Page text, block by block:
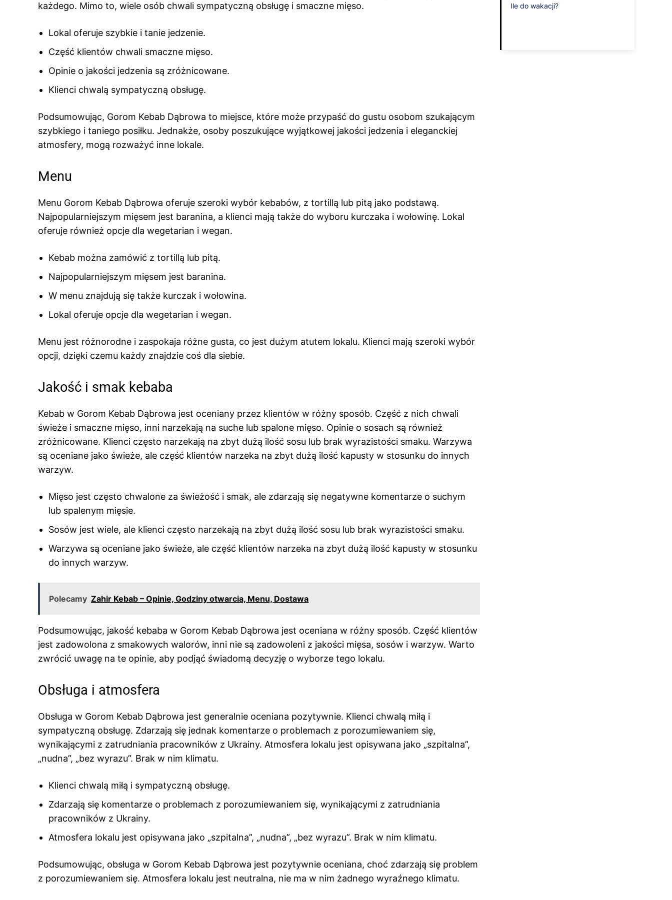
każdego. Mimo to, wiele osób chwali sympatyczną obsługę i smaczne mięso.
Lokal oferuje szybkie i tanie jedzenie.
Część klientów chwali smaczne mięso.
Opinie o jakości jedzenia są zróżnicowane.
Klienci chwalą sympatyczną obsługę.
Podsumowując, Gorom Kebab Dąbrowa to miejsce, które może przypaść do gustu osobom szukającym
szybkiego i taniego posiłku. Jednakże, osoby poszukujące wyjątkowej jakości jedzenia i eleganckiej
atmosfery, mogą rozważyć inne lokale.
Menu
Menu Gorom Kebab Dąbrowa oferuje szeroki wybór kebabów, z tortillą lub pitą jako podstawą.
Najpopularniejszym mięsem jest baranina, a klienci mają także do wyboru kurczaka i wołowinę. Lokal
oferuje również opcje dla wegetarian i wegan.
Kebab można zamówić z tortillą lub pitą.
Najpopularniejszym mięsem jest baranina.
W menu znajdują się także kurczak i wołowina.
Lokal oferuje opcje dla wegetarian i wegan.
Menu jest różnorodne i zaspokaja różne gusta, co jest dużym atutem lokalu. Klienci mają szeroki wybór
opcji, dzięki czemu każdy znajdzie coś dla siebie.
Jakość i smak kebaba
Kebab w Gorom Kebab Dąbrowa jest oceniany przez klientów w różny sposób. Część z nich chwali
świeże i smaczne mięso, inni narzekają na suche lub spalone mięso. Opinie o sosach są również
zróżnicowane. Klienci często narzekają na zbyt dużą ilość sosu lub brak wyrazistości smaku. Warzywa
są oceniane jako świeże, ale część klientów narzeka na zbyt dużą ilość kapusty w stosunku do innych
warzyw.
Mięso jest często chwalone za świeżość i smak, ale zdarzają się negatywne komentarze o suchym
lub spalenym mięsie.
Sosów jest wiele, ale klienci często narzekają na zbyt dużą ilość sosu lub brak wyrazistości smaku.
Warzywa są oceniane jako świeże, ale część klientów narzeka na zbyt dużą ilość kapusty w stosunku
do innych warzyw.
Polecamy Zahir Kebab – Opinie, Godziny otwarcia, Menu, Dostawa
Podsumowując, jakość kebaba w Gorom Kebab Dąbrowa jest oceniana w różny sposób. Część klientów
jest zadowolona z smakowych walorów, inni nie są zadowoleni z jakości mięsa, sosów i warzyw. Warto
zwrócić uwagę na te opinie, aby podjąć świadomą decyzję o wyborze tego lokalu.
Obsługa i atmosfera
Obsługa w Gorom Kebab Dąbrowa jest generalnie oceniana pozytywnie. Klienci chwalą miłą i
sympatyczną obsługę. Zdarzają się jednak komentarze o problemach z porozumiewaniem się,
wynikającymi z zatrudniania pracowników z Ukrainy. Atmosfera lokalu jest opisywana jako „szpitalna”,
„nudna”, „bez wyrazu”. Brak w nim klimatu.
Klienci chwalą miłą i sympatyczną obsługę.
Zdarzają się komentarze o problemach z porozumiewaniem się, wynikającymi z zatrudniania
pracowników z Ukrainy.
Atmosfera lokalu jest opisywana jako „szpitalna”, „nudna”, „bez wyrazu”. Brak w nim klimatu.
Podsumowując, obsługa w Gorom Kebab Dąbrowa jest pozytywnie oceniana, choć zdarzają się problem
z porozumiewaniem się. Atmosfera lokalu jest neutralna, nie ma w nim żadnego wyraźnego klimatu.
Ile do wakacji?